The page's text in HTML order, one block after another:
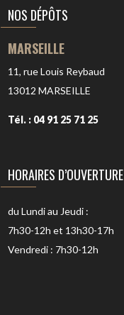
NOS DÉPÔTS
MARSEILLE
11, rue Louis Reybaud
13012MARSEILLE
Tél. : 04 91 25 71 25
HORAIRES D’OUVERTURE
du Lundi au Jeudi :
7h30-12h et 13h30-17h
Vendredi : 7h30-12h